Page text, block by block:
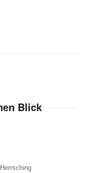
Blick